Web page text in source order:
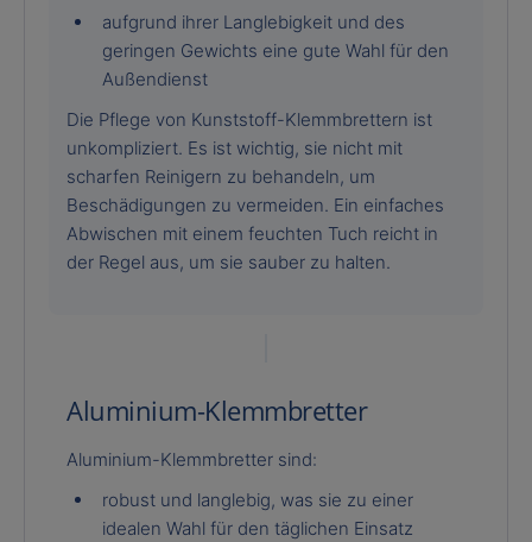
aufgrund ihrer Langlebigkeit und des
geringen Gewichts eine gute Wahl für den
Außendienst
Die Pflege von Kunststoff-Klemmbrettern ist
unkompliziert. Es ist wichtig, sie nicht mit
scharfen Reinigern zu behandeln, um
Beschädigungen zu vermeiden. Ein einfaches
Abwischen mit einem feuchten Tuch reicht in
der Regel aus, um sie sauber zu halten.
Aluminium-Klemmbretter
Aluminium-Klemmbretter sind:
robust und langlebig, was sie zu einer
idealen Wahl für den täglichen Einsatz